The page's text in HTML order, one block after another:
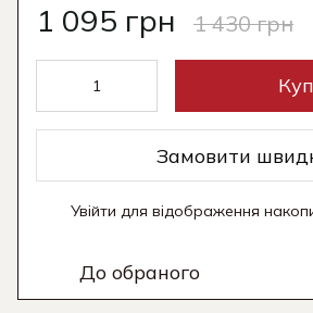
1 095 грн 1 430 грн
Замовити
Увійти для відображення
До обраного